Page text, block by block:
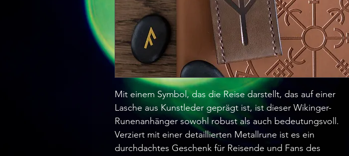
Mit einem Symbol, das die Reise darstellt, das auf einer
Lasche aus Kunstleder geprägt ist, ist dieser Wikinger-
Runenanhänger sowohl robust als auch bedeutungsvoll.
Verziert mit einer detaillierten Metallrune ist es ein
durchdachtes Geschenk für Reisende und Fans des